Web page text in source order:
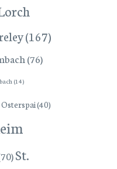
(167)
(76)
(14)
Osterspai(40)
St.